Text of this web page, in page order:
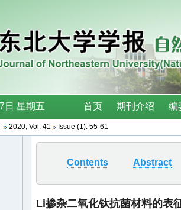
2020, Vol. 41 Issue (1): 55-61
Contents Abstract
Li掺杂二氧化钛抗菌材料的表